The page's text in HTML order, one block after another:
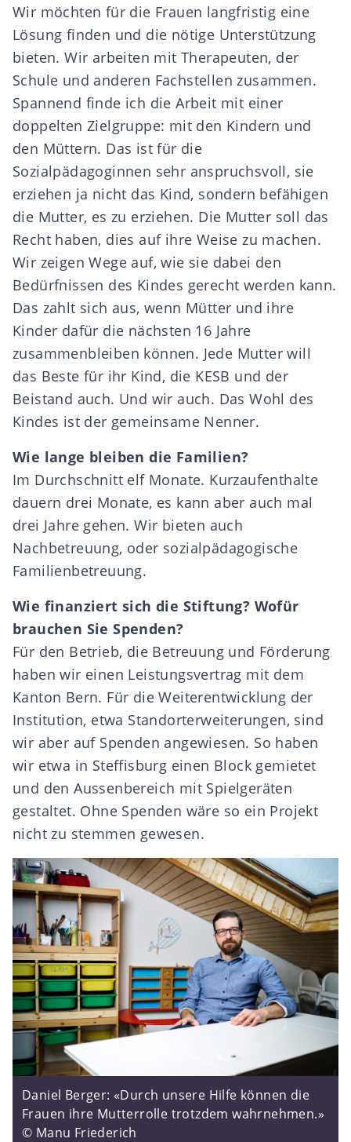
Wir möchten für die Frauen langfristig eine
Lösung finden und die nötige Unterstützung
bieten. Wir arbeiten mit Therapeuten, der
Schule und anderen Fachstellen zusammen.
Spannend finde ich die Arbeit mit einer
doppelten Zielgruppe: mit den Kindern und
den Müttern. Das ist für die
Sozialpädagoginnen sehr anspruchsvoll, sie
erziehen ja nicht das Kind, sondern befähigen
die Mutter, es zu erziehen. Die Mutter soll das
Recht haben, dies auf ihre Weise zu machen.
Wir zeigen Wege auf, wie sie dabei den
Bedürfnissen des Kindes gerecht werden kann.
Das zahlt sich aus, wenn Mütter und ihre
Kinder dafür die nächsten 16 Jahre
zusammenbleiben können. Jede Mutter will
das Beste für ihr Kind, die KESB und der
Beistand auch. Und wir auch. Das Wohl des
Kindes ist der gemeinsame Nenner.
Wie lange bleiben die Familien?
Im Durchschnitt elf Monate. Kurzaufenthalte
dauern drei Monate, es kann aber auch mal
drei Jahre gehen. Wir bieten auch
Nachbetreuung, oder sozialpädagogische
Familienbetreuung.
Wie finanziert sich die Stiftung? Wofür
brauchen Sie Spenden?
Für den Betrieb, die Betreuung und Förderung
haben wir einen Leistungsvertrag mit dem
Kanton Bern. Für die Weiterentwicklung der
Institution, etwa Standorterweiterungen, sind
wir aber auf Spenden angewiesen. So haben
wir etwa in Steffisburg einen Block gemietet
und den Aussenbereich mit Spielgeräten
gestaltet. Ohne Spenden wäre so ein Projekt
nicht zu stemmen gewesen.
Daniel Berger: «Durch unsere Hilfe können die
Frauen ihre Mutterrolle trotzdem wahrnehmen.»
© Manu Friederich